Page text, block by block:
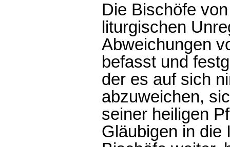
Die Bischöfe
liturgischen
Abweichungen
befasst und
der es auf sich
abzuweichen,
seiner heiligen
Gläubigen in die